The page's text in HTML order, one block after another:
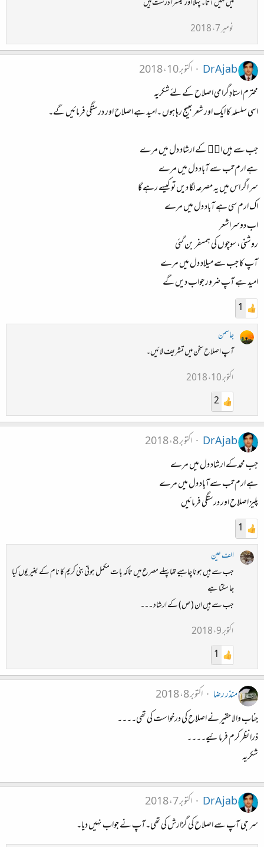
میں نہیں آتا۔ پہلا اور تیسرا درست ہیں
نومبر 7، 2018
Dr Ajab
اکتوبر 10، 2018
محترم استادِگرامی اصلاح کے لئےشکریہ
اسی سلسلہ کا ایک اور شعر بھیج رہا ہوں ۔امید ہے اصلاح اور درستگی فرمائیں گے۔
جب سے ہیں انۖ کے ارشاد دل میں مرے
ہے ارم تب سے آباد دل میں مرے
سر اگر اس میں یہ مصرعہ لگا دیں تو کیسے رہے گا
اک ارم سی ہے آباد دل میں مرے
اب دوسراشعر
روشنی، سوچوں کی ہمسفر بن گئی
آپ کا جب سے میلاد دل میں مرے
امید ہے آپ ضرور جواب دیں گے
1
جاسمن
آپ اصلاح سخن میں تشریف لائیں۔
اکتوبر 10، 2018
2
Dr Ajab
اکتوبر 8، 2018
جب محمدکے ارشاد دل میں مرے
ہے ارم تب سےآباد دل میں مرے
پلیز اصلاح اور درستگی فرمائیں
1
الف عین
جب سے ہیں ہونا چاہیے تھا پہلے مصرع میں تاکہ بات مکمل ہوتی بنی کریم کا نام کے بغیر یوں کیا
جا سکتا ہے
جب سے ہیں ان ( ص) کے ارشاد ۔۔۔
اکتوبر 9، 2018
1
منذر رضا
اکتوبر 8، 2018
جناب والا حقیر نے اصلاح کی درخواست کی تھی۔۔۔۔
ذرا نظر کرم فرمائیے۔۔۔۔
شکریہ
Dr Ajab
اکتوبر 7، 2018
سر جی آپ سے اصلاح کی گزارش کی تھی۔آپ نے جواب نہیں دیا۔